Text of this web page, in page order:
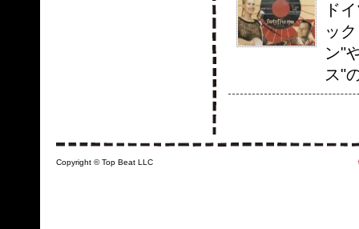
ド
ッ
ン"
ス"
Copyright © Top Beat LLC